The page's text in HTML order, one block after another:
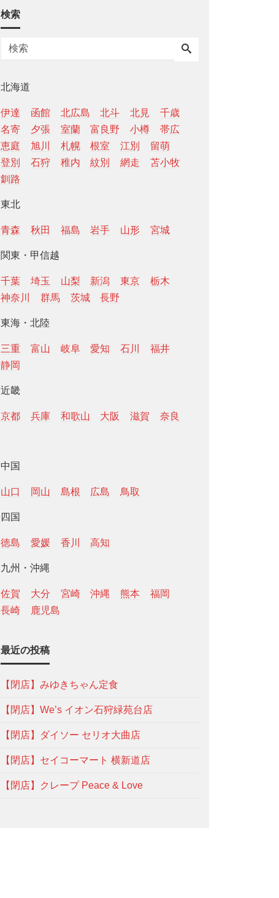
検索
北海道
伊達 函館 北広島 北斗 北見
千歳
名寄
夕張 室蘭 富良野 小樽
帯広
恵庭
旭川 札幌 根室 江別
留萌
登別
石狩 稚内 紋別 網走
苫小牧
釧路
東北
青森 秋田 福島 岩手 山形 宮城
関東・甲信越
千葉 埼玉 山梨 新潟 東京
栃木
神奈川
群馬 茨城 長野
東海・北陸
三重 富山 岐阜 愛知 石川
福井
静岡
近畿
京都 兵庫 和歌山 大阪 滋賀 奈良
中国
山口 岡山 島根 広島 鳥取
四国
徳島 愛媛 香川 高知
九州・沖縄
佐賀 大分 宮崎 沖縄 熊本
福岡
長崎
鹿児島
最近の投稿
【閉店】みゆきちゃん定食
【閉店】We’s イオン石狩緑苑台店
【閉店】ダイソー セリオ大曲店
【閉店】セイコーマート 横新道店
【閉店】クレープ Peace & Love